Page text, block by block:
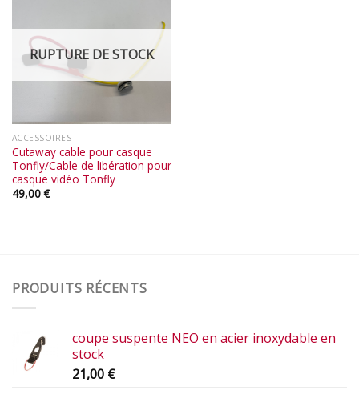
RUPTURE DE STOCK
ACCESSOIRES
Cutaway cable pour casque
Tonfly/Cable de libération pour
casque vidéo Tonfly
49,00€
PRODUITS RÉCENTS
coupe suspente NEO en acier inoxydable en
stock
21,00 €